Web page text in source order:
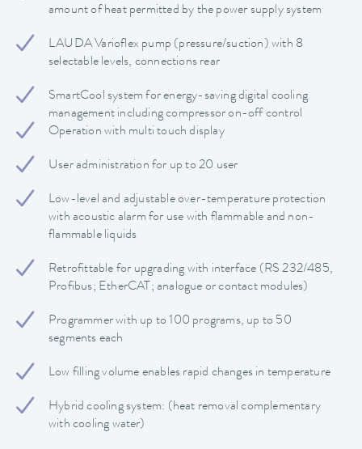
amount of heat permitted by the power supply system
LAUDA Varioflex pump (pressure/suction) with 8
selectable levels, connections rear
SmartCool system for energy-saving digital cooling
management including compressor on-off control
Operation with multi touch display
User administration for up to 20 user
Low-level and adjustable over-temperature protection
with acoustic alarm for use with flammable and non-
flammable liquids
Retrofittable for upgrading with interface (RS 232/485,
Profibus; EtherCAT; analogue or contact modules)
Programmer with up to 100 programs, up to 50
segments each
Low filling volume enables rapid changes in temperature
Hybrid cooling system: (heat removal complementary
with cooling water)